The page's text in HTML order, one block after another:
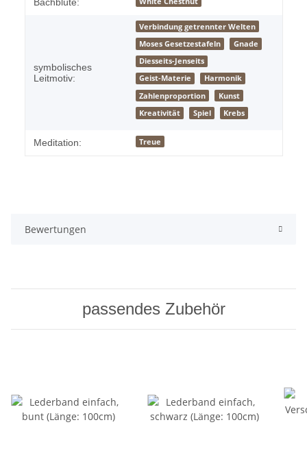
symbolisches
Leitmotiv:
Verbindung getrennter Welten
Moses Gesetzestafeln
Gnade
Diesseits-Jenseits
Geist-Materie
Harmonik
Zahlenproportion
Kunst
Kreativität
Spiel Krebs
Meditation: Treue
Bewertungen
passendes Zubehör